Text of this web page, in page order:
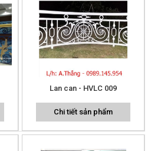
Lan can - HVLC 009
Chi tiết sản phẩm